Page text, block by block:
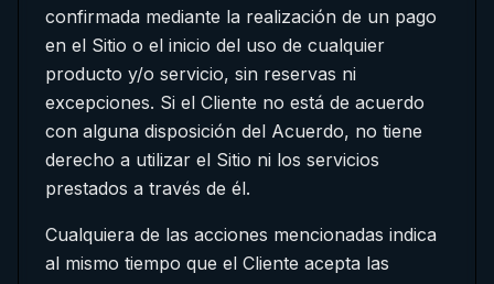
confirmada mediante la realización de un pago
en el Sitio o el inicio del uso de cualquier
producto y/o servicio, sin reservas ni
excepciones. Si el Cliente no está de acuerdo
con alguna disposición del Acuerdo, no tiene
derecho a utilizar el Sitio ni los servicios
prestados a través de él.
Cualquiera de las acciones mencionadas indica
al mismo tiempo que el Cliente acepta las